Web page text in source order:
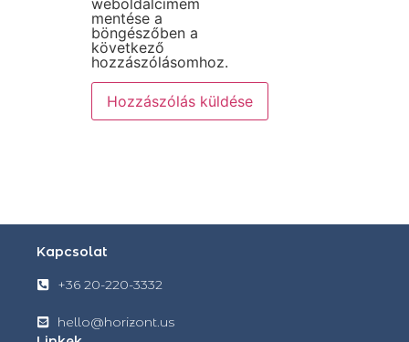
mentése a
böngészőben a
következő
hozzászólásomhoz.
Kapcsolat
+36 20-220-3332
hello@horizont.us